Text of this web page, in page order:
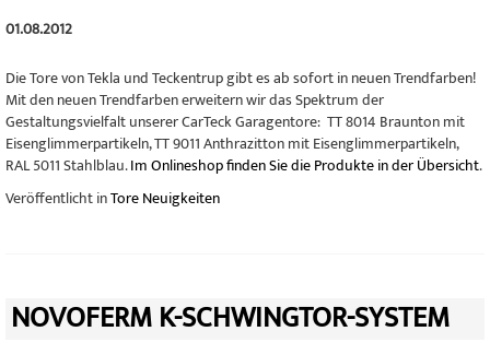
01.08.2012
Die Tore von Tekla und Teckentrup gibt es ab sofort in neuen Trendfarben!
Mit den neuen Trendfarben erweitern wir das Spektrum der
Gestaltungsvielfalt unserer CarTeck Garagentore: TT 8014 Braunton mit
Eisenglimmerpartikeln, TT 9011 Anthrazitton mit Eisenglimmerpartikeln,
RAL 5011 Stahlblau.Im Onlineshop finden Sie die Produkte in der Übersicht.
Veröffentlicht inTore Neuigkeiten
NOVOFERM K-SCHWINGTOR-SYSTEM